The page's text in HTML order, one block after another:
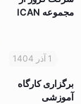
مجموعه ICAN
1 آذر 1404
برگزاری کارگاه
آموزشی